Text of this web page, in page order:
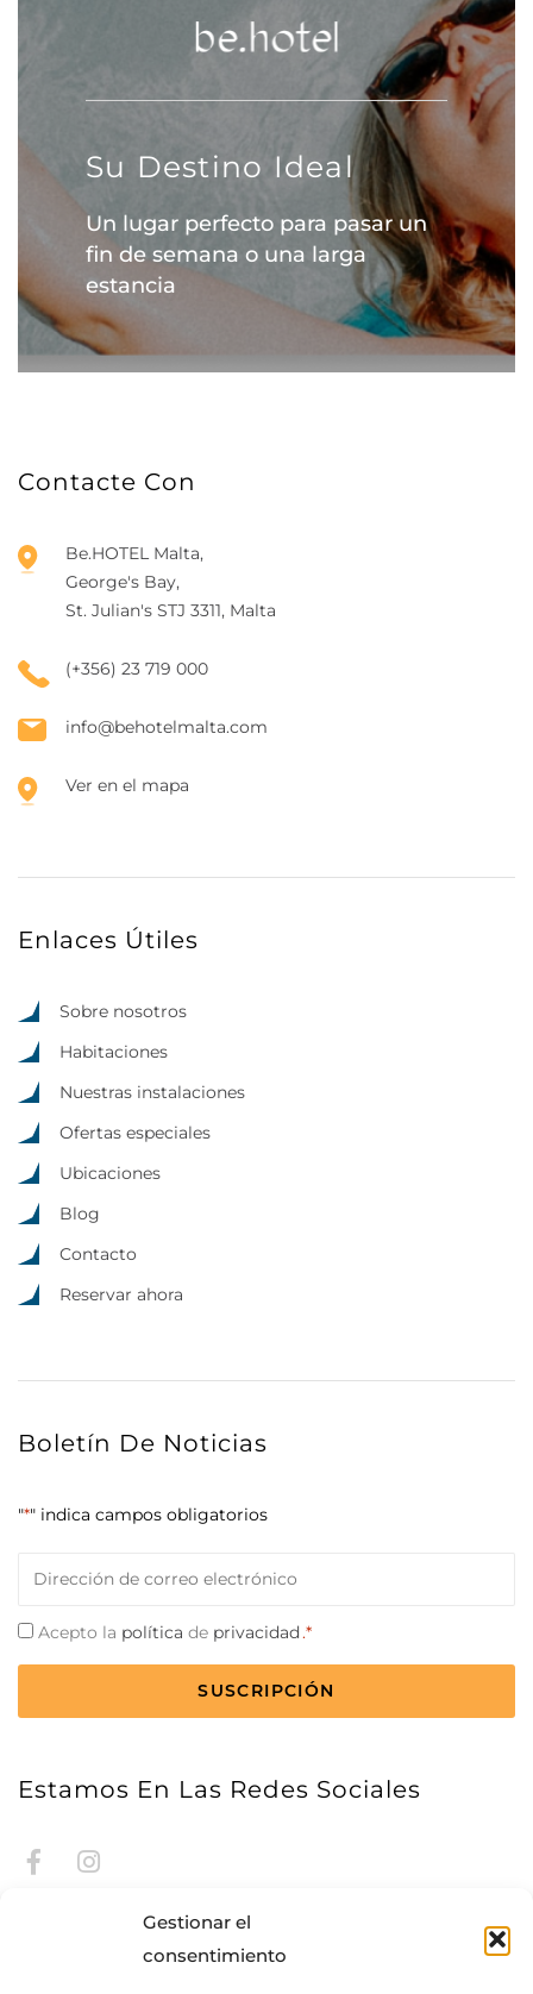
Gestionar el
consentimiento
Su Destino Ideal
Un lugar perfecto para pasar un
fin de semana o una larga
estancia
Contacte Con
Be.HOTEL Malta,
George's Bay,
St. Julian's STJ 3311, Malta
(+356) 23 719 000
info@behotelmalta.com
Ver en el mapa
Enlaces Útiles
Sobre nosotros
Habitaciones
Nuestras instalaciones
Ofertas especiales
Ubicaciones
Blog
Contacto
Reservar ahora
Boletín De Noticias
"*" indica campos obligatorios
*
Consentimiento
Acepto la política de privacidad.*
CAPTCHA
Estamos En Las Redes Sociales